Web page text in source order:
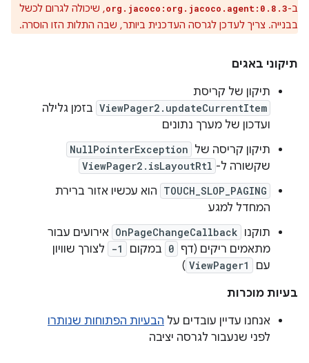
ב-org.jacoco:org.jacoco.agent:0.8.3, שיכולה לגרום לכשל
בבנייה. צריך לעדכן לגרסה העדכנית ביותר, שבה התלות הזו הוסרה.
תיקוני באגים
תיקון של קריסת
ViewPager2.updateCurrentItem בזמן גלילה
ועדכון של מערך נתונים
תיקון קריסה של NullPointerException
שקשורה ל- ViewPager2.isLayoutRtl
TOUCH_SLOP_PAGING הוא עכשיו אזור ברירת
המחדל למגע
תוקנו OnPageChangeCallback אירועים עבור
מתאמים ריקים (דף 0 במקום -1
לצורך שוויון
עם
ViewPager1
)
בעיות מוכרות
אנחנו עדיין עובדים על הבעיות הפתוחות שנותרו
לפני שנעבור לגרסה יציבה